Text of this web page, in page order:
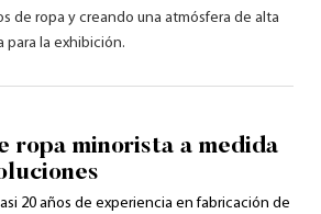
de ropa y creando una atmósfera de alta
para la exhibición.
ropa minorista a medida
20 años de experiencia en fabricación de